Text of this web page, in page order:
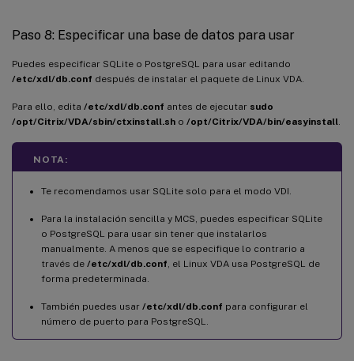
Paso 8: Especificar una base de datos para usar
Puedes especificar SQLite o PostgreSQL para usar editando
/etc/xdl/db.conf después de instalar el paquete de Linux VDA.
Para ello, edita /etc/xdl/db.conf antes de ejecutar sudo
/opt/Citrix/VDA/sbin/ctxinstall.sh o /opt/Citrix/VDA/bin/easyinstall
NOTA:
Te recomendamos usar SQLite solo para el modo VDI.
Para la instalación sencilla y MCS, puedes especificar SQLite
o PostgreSQL para usar sin tener que instalarlos
manualmente. A menos que se especifique lo contrario a
través de /etc/xdl/db.conf , el Linux VDA usa PostgreSQL de
forma predeterminada.
También puedes usar /etc/xdl/db.conf para configurar el
número de puerto para PostgreSQL.